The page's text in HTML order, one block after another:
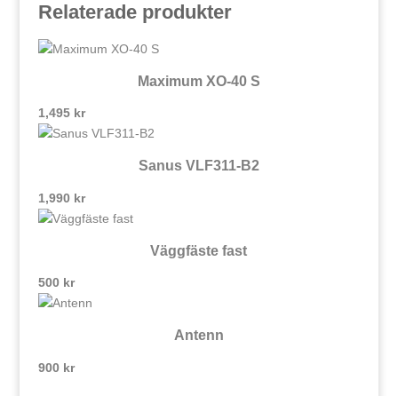
Relaterade produkter
Maximum XO-40 S
1,495 kr
Sanus VLF311-B2
1,990 kr
Väggfäste fast
500 kr
Antenn
900 kr